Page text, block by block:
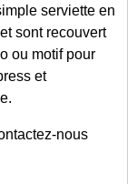
serviette en
sont recouvert
ou motif pour
et
nous